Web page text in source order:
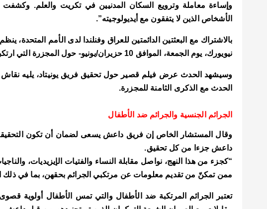
وإساءة معاملة وترويع السكان المدنيين في تكريت والعلم.
الأشخاص الذين لا يتفقون مع أيديولوجيته”.
بالاشتراك مع البعثتين الدائمتين للعراق وفنلندا لدى الأمم المتحدة،
نيويورك، يوم الجمعة، الموافق 10 حزيران
/يونيو- حول المجزرة التي
وسيشهد الحدث عرض فيلم قصير حول تحقيق فريق يونيتاد، يليه نقاش
الحدث مع الذكرى الثامنة للمجزرة.
الجرائم الجنسية والجرائم ضد الأطفال
وقال المستشار الخاص إن فريق داعش يسعى لضمان أن تكون التحقيقات
داعش جزءا من كل تحقيق.
“كجزء من هذا النهج، نواصل مقابلة النساء والفتيات الإيزيديات،
ممن تمكنّ من تقديم معلومات عن مرتكبي الجرائم بحقهن، بما في ذلك
تعتبر الجرائم المرتكبة ضد الأطفال والتي تمس الأطفال أولوية